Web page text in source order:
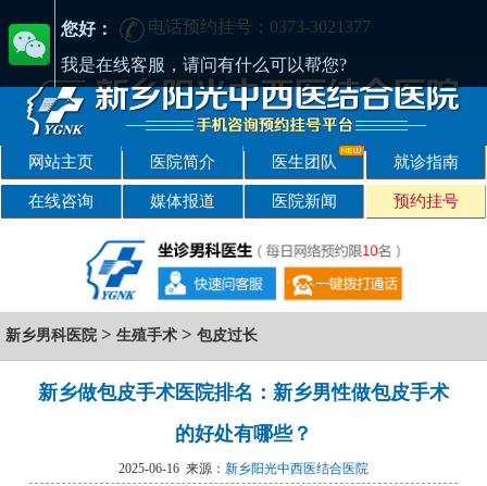
电话预约挂号：0373-3021377
[正规] 新乡阳光男科医院-精于男科-专注男性健康
网站主页 医院简介 医生团队 就诊指南
在线咨询 媒体报道 医院新闻 预约挂号
新乡男科医院 > 生殖手术 > 包皮过长
新乡做包皮手术医院排名：新乡男性做包皮手术
的好处有哪些？
2025-06-16 来源： 新乡阳光中西医结合医院
您好：
我是在线客服，请问有什么可以帮您?